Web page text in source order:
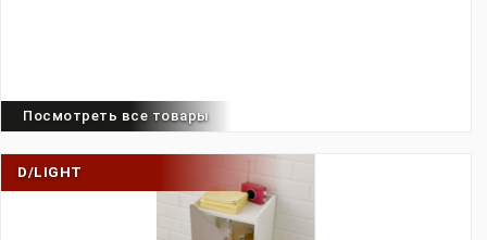
Посмотреть все товары
D/LIGHT